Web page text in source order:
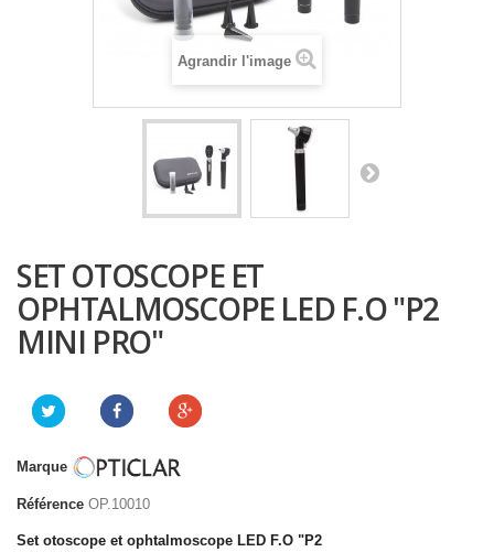
Agrandir l'image
SET OTOSCOPE ET
OPHTALMOSCOPE LED F.O "P2
MINI PRO"
Marque
Référence OP.10010
Set otoscope et ophtalmoscope LED F.O "P2